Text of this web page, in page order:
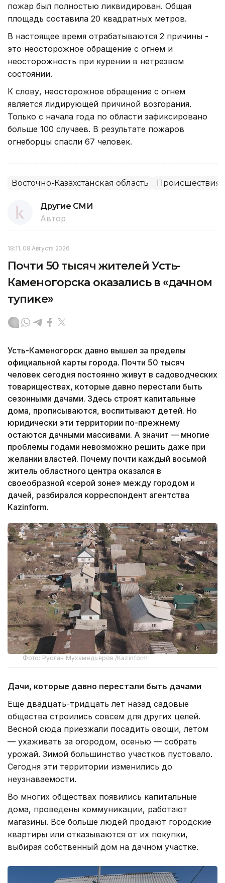
пожар был полностью ликвидирован. Общая
площадь составила 20 квадратных метров.
В настоящее время отрабатываются 2 причины -
это неосторожное обращение с огнем и
неосторожность при курении в нетрезвом
состоянии.
К слову, неосторожное обращение с огнем
является лидирующей причиной возгорания.
Только с начала года по области зафиксировано
больше 100 случаев. В результате пожаров
огнеборцы спасли 67 человек.
Восточно-Казахстанская область Происшествия,
Другие СМИ
Автор
18:11, 08 Августа 2026
Почти 50 тысяч жителей Усть-
Каменогорска оказались в «дачном
тупике»
Усть-Каменогорск давно вышел за пределы
официальной карты города. Почти 50 тысяч
человек сегодня постоянно живут в садоводческих
товариществах, которые давно перестали быть
сезонными дачами. Здесь строят капитальные
дома, прописываются, воспитывают детей. Но
юридически эти территории по-прежнему
остаются дачными массивами. А значит — многие
проблемы годами невозможно решить даже при
желании властей. Почему почти каждый восьмой
житель областного центра оказался в
своеобразной «серой зоне» между городом и
дачей, разбирался корреспондент агентства
Kazinform.
Фото: Руслан Мухамедьяров /Kazinform
Дачи, которые давно перестали быть дачами
Еще двадцать-тридцать лет назад садовые
общества строились совсем для других целей.
Весной сюда приезжали посадить овощи, летом
— ухаживать за огородом, осенью — собрать
урожай. Зимой большинство участков пустовало.
Сегодня эти территории изменились до
неузнаваемости.
Во многих обществах появились капитальные
дома, проведены коммуникации, работают
магазины. Все больше людей продают городские
квартиры или отказываются от их покупки,
выбирая собственный дом на дачном участке.